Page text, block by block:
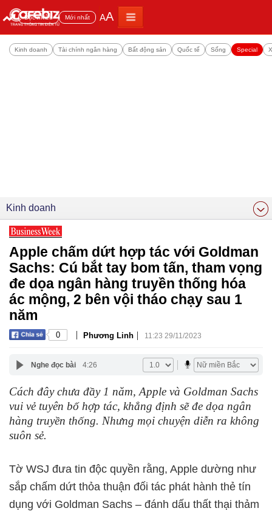
Đọc nhiều Mới nhất AA
Kinh doanh Tài chính ngân hàng Bất động sản Quốc tế Sống Special
Kinh doanh
Apple chấm dứt hợp tác với Goldman
Sachs: Cú bắt tay bom tấn, tham vọng
đe dọa ngân hàng truyền thống hóa
ác mộng, 2 bên vội tháo chạy sau 1
năm
0 | Phương Linh | 11:23 29/11/2023
Nghe đọc bài 4:26
Cách đây chưa đầy 1 năm, Apple và Goldman Sachs
vui vẻ tuyên bố hợp tác, khẳng định sẽ đe dọa ngân
hàng truyền thống. Nhưng mọi chuyện diễn ra không
suôn sẻ.
Tờ WSJ đưa tin độc quyền rằng, Apple dường như
sắp chấm dứt thỏa thuận đối tác phát hành thẻ tín
dụng với Goldman Sachs – đánh dấu thất thại thảm